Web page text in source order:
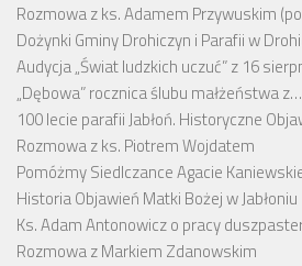
Rozmowa z ks. Adamem Przywuskim
Dożynki Gminy Drohiczyn i Parafii w
Audycja „Świat ludzkich uczuć” z 16
„Dębowa” rocznica ślubu małżeństwa z…
100 lecie parafii Jabłoń. Historyczne
Rozmowa z ks. Piotrem Wojdatem
Pomóżmy Siedlczance Agacie
Historia Objawień Matki Bożej w Jabłoniu
Ks. Adam Antonowicz o pracy
Rozmowa z Markiem Zdanowskim